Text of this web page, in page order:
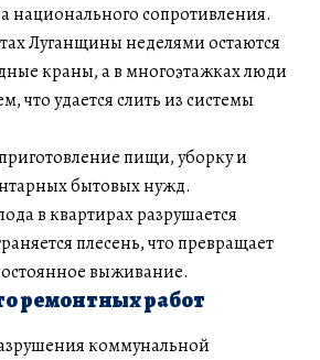
национального сопротивления.
Луганщины неделями остаются
краны, а в многоэтажках люди
что удается слить из системы
пищи, уборку и
бытовых нужд.
в квартирах разрушается
плесень, что превращает
выживание.
ремонтных работ
коммунальной